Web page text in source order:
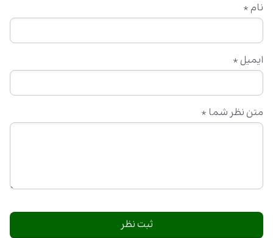
متن نظر شما *
نام *
ایمیل *